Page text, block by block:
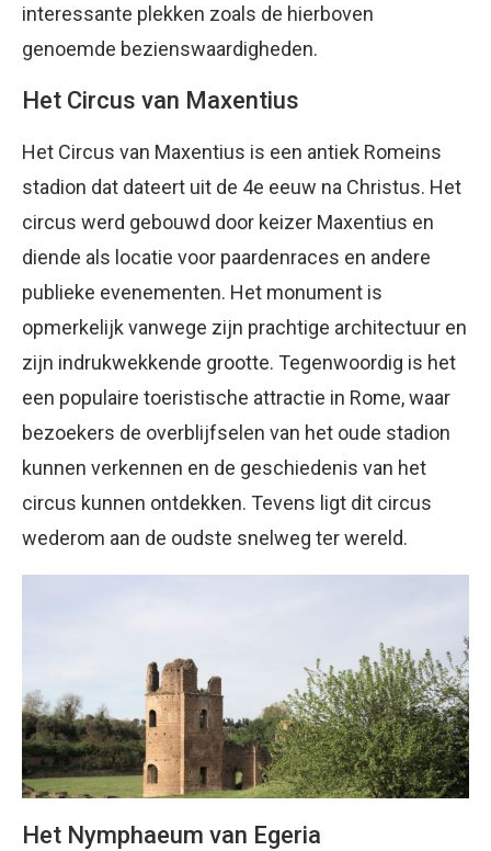
interessante plekken zoals de hierboven
genoemde bezienswaardigheden.
Het Circus van Maxentius
Het Circus van Maxentius is een antiek Romeins
stadion dat dateert uit de 4e eeuw na Christus. Het
circus werd gebouwd door keizer Maxentius en
diende als locatie voor paardenraces en andere
publieke evenementen. Het monument is
opmerkelijk vanwege zijn prachtige architectuur en
zijn indrukwekkende grootte. Tegenwoordig is het
een populaire toeristische attractie in Rome, waar
bezoekers de overblijfselen van het oude stadion
kunnen verkennen en de geschiedenis van het
circus kunnen ontdekken. Tevens ligt dit circus
wederom aan de oudste snelweg ter wereld.
Het Nymphaeum van Egeria